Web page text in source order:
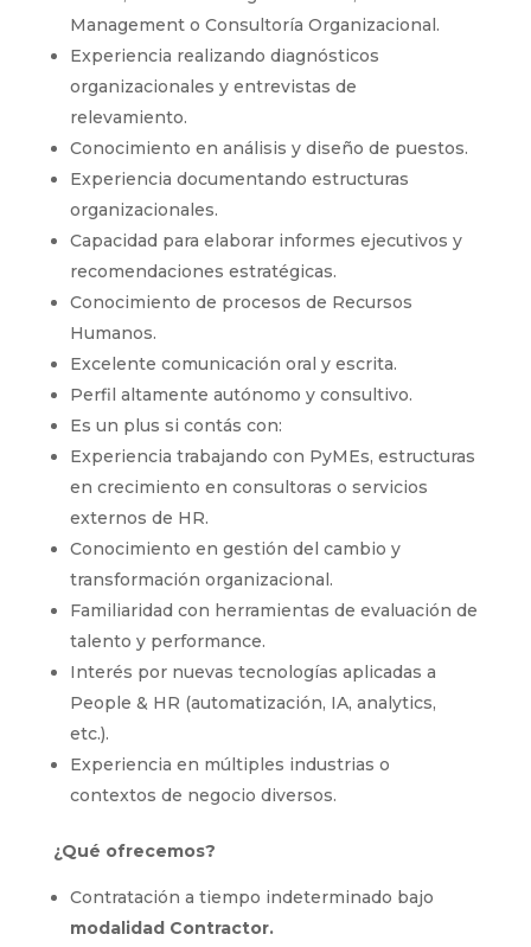
Management o Consultoría Organizacional.
Experiencia realizando diagnósticos
organizacionales y entrevistas de
relevamiento.
Conocimiento en análisis y diseño de puestos.
Experiencia documentando estructuras
organizacionales.
Capacidad para elaborar informes ejecutivos y
recomendaciones estratégicas.
Conocimiento de procesos de Recursos
Humanos.
Excelente comunicación oral y escrita.
Perfil altamente autónomo y consultivo.
Es un plus si contás con:
Experiencia trabajando con PyMEs, estructuras
en crecimiento en consultoras o servicios
externos de HR.
Conocimiento en gestión del cambio y
transformación organizacional.
Familiaridad con herramientas de evaluación de
talento y performance.
Interés por nuevas tecnologías aplicadas a
People & HR (automatización, IA, analytics,
etc.).
Experiencia en múltiples industrias o
contextos de negocio diversos.
¿Qué ofrecemos?
Contratación a tiempo indeterminado bajo
modalidad Contractor.